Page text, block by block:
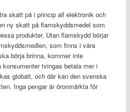
skatt på i princip all elektronik och
ny skatt på flamskyddsmedel som
produkter. Utan flamskydd börjar
som finns i våra
börja brinna, kommer inte
tvingas betala mer i
globalt, och där kan den svenska
Inga pengar är öronmärkta för